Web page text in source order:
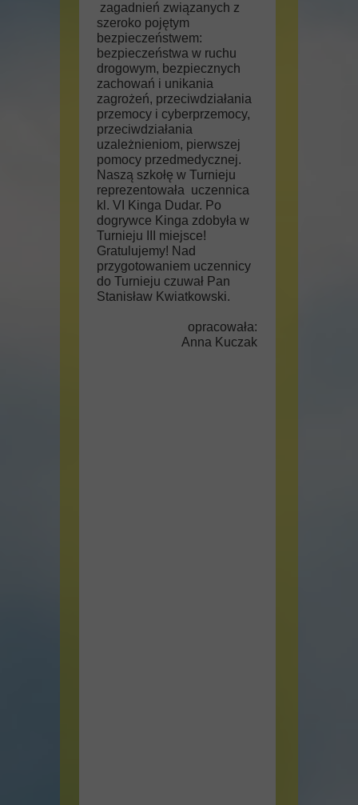
zagadnień związanych z
szeroko pojętym
bezpieczeństwem:
bezpieczeństwa w ruchu
drogowym, bezpiecznych
zachowań i unikania
zagrożeń, przeciwdziałania
przemocy i cyberprzemocy,
przeciwdziałania
uzależnieniom, pierwszej
pomocy przedmedycznej.
Naszą szkołę w Turnieju
reprezentowała uczennica
kl. VI Kinga Dudar. Po
dogrywce Kinga zdobyła w
Turnieju III miejsce!
Gratulujemy! Nad
przygotowaniem uczennicy
do Turnieju czuwał Pan
Stanisław Kwiatkowski.
opracowała:
Anna Kuczak